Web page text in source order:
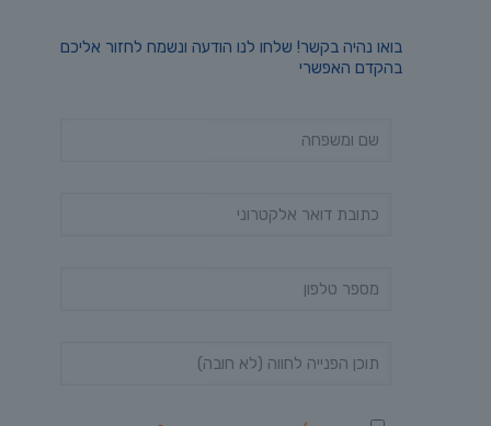
בואו נהיה בקשר! שלחו לנו הודעה ונשמח לחזור אליכם
בהקדם האפשרי